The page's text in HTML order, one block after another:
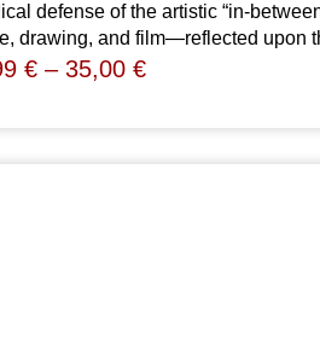
defense of the artistic “in-
drawing, and film—reflected upon
€ – 35,00 €